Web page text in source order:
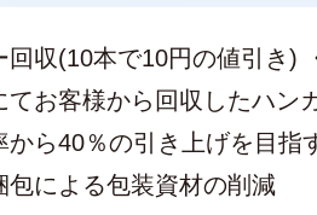
回収(10本で10円の値引き)
てお客様から回収したハン
から40％の引き上げを目指
包による包装資材の削減